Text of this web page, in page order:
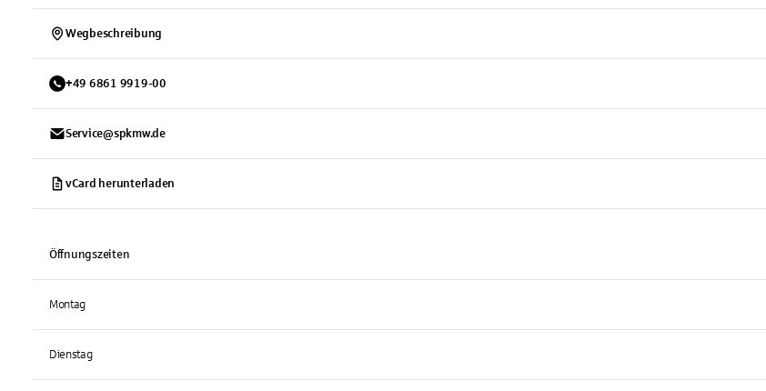
Wegbeschreibung
+49 6861 9919-00
Service@spkmw.de
vCard herunterladen
Öffnungszeiten
Montag
Dienstag